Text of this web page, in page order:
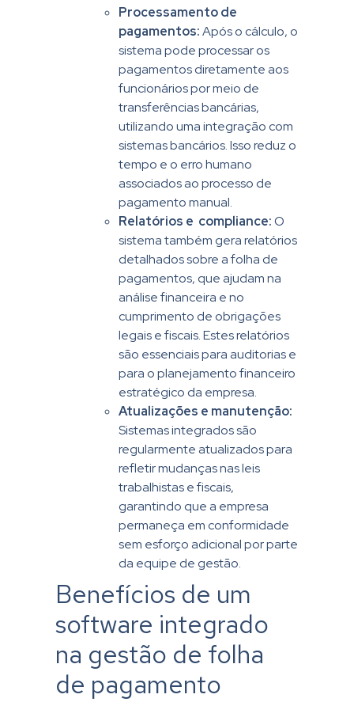
Processamento de
pagamentos:Após o cálculo, o
sistema pode processar os
pagamentos diretamente aos
funcionários por meio de
transferências bancárias,
utilizando uma integração com
sistemas bancários. Isso reduz o
tempo e o erro humano
associados ao processo de
pagamento manual.
Relatórios e compliance:O
sistema também gera relatórios
detalhados sobre a folha de
pagamentos, que ajudam na
análise financeira e no
cumprimento de obrigações
legais e fiscais. Estes relatórios
são essenciais para auditorias e
para o planejamento financeiro
estratégico da empresa.
Atualizações e manutenção:
Sistemas integrados são
regularmente atualizados para
refletir mudanças nas leis
trabalhistas e fiscais,
garantindo que a empresa
permaneça em conformidade
sem esforço adicional por parte
da equipe de gestão.
Benefícios de um
software integrado
na gestão de folha
de pagamento